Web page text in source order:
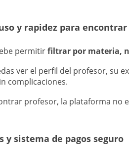
y rapidez para
permitirfiltrar por materia,
ver el perfil del profesor, su
complicaciones.
profesor, la plataforma no
y sistema de pagos seguro